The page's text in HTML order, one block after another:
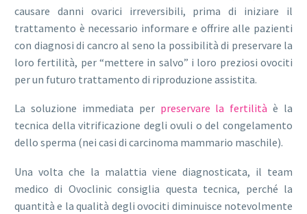
causare danni ovarici irreversibili, prima di iniziare il
trattamento è necessario informare e offrire alle pazienti
con diagnosi di cancro al seno la possibilità di preservare la
loro fertilità, per “mettere in salvo” i loro preziosi ovociti
per un futuro trattamento di riproduzione assistita.
La soluzione immediata perpreservare la fertilità è la
tecnica della vitrificazione degli ovuli o del congelamento
dello sperma (nei casi di carcinoma mammario maschile).
Una volta che la malattia viene diagnosticata, il team
medico di Ovoclinic consiglia questa tecnica, perché la
quantità e la qualità degli ovociti diminuisce notevolmente